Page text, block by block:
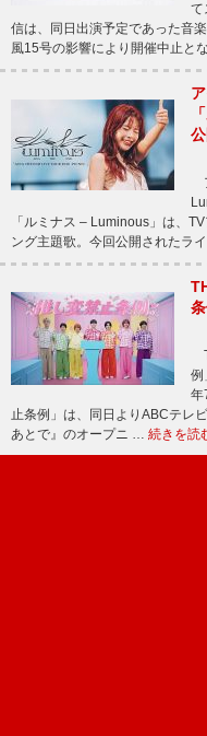
て
信は、同日出演予定であった音
風15号の影響により開催中止と
「ルミナス – Luminous」は、
ング主題歌。今回公開されたラ
例
年
止条例」は、同日よりABCテレ
あとで』のオープニ … 続きを読